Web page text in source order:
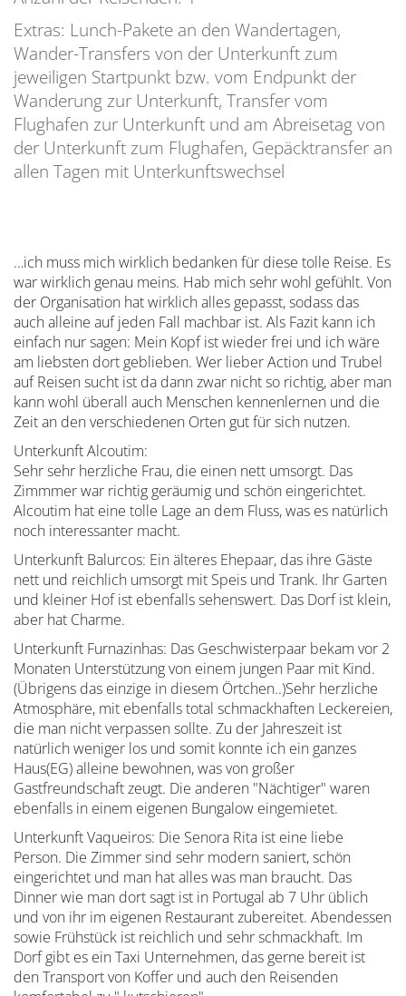
Extras: Lunch-Pakete an den Wandertagen,
Wander-Transfers von der Unterkunft zum
jeweiligen Startpunkt bzw. vom Endpunkt der
Wanderung zur Unterkunft, Transfer vom
Flughafen zur Unterkunft und am Abreisetag von
der Unterkunft zum Flughafen, Gepäcktransfer an
allen Tagen mit Unterkunftswechsel
…ich muss mich wirklich bedanken für diese tolle Reise. Es
war wirklich genau meins. Hab mich sehr wohl gefühlt. Von
der Organisation hat wirklich alles gepasst, sodass das
auch alleine auf jeden Fall machbar ist. Als Fazit kann ich
einfach nur sagen: Mein Kopf ist wieder frei und ich wäre
am liebsten dort geblieben. Wer lieber Action und Trubel
auf Reisen sucht ist da dann zwar nicht so richtig, aber man
kann wohl überall auch Menschen kennenlernen und die
Zeit an den verschiedenen Orten gut für sich nutzen.
Unterkunft Alcoutim:
Sehr sehr herzliche Frau, die einen nett umsorgt. Das
Zimmmer war richtig geräumig und schön eingerichtet.
Alcoutim hat eine tolle Lage an dem Fluss, was es natürlich
noch interessanter macht.
Unterkunft Balurcos: Ein älteres Ehepaar, das ihre Gäste
nett und reichlich umsorgt mit Speis und Trank. Ihr Garten
und kleiner Hof ist ebenfalls sehenswert. Das Dorf ist klein,
aber hat Charme.
Unterkunft Furnazinhas: Das Geschwisterpaar bekam vor 2
Monaten Unterstützung von einem jungen Paar mit Kind.
(Übrigens das einzige in diesem Örtchen..)Sehr herzliche
Atmosphäre, mit ebenfalls total schmackhaften Leckereien,
die man nicht verpassen sollte. Zu der Jahreszeit ist
natürlich weniger los und somit konnte ich ein ganzes
Haus(EG) alleine bewohnen, was von großer
Gastfreundschaft zeugt. Die anderen "Nächtiger" waren
ebenfalls in einem eigenen Bungalow eingemietet.
Unterkunft Vaqueiros: Die Senora Rita ist eine liebe
Person. Die Zimmer sind sehr modern saniert, schön
eingerichtet und man hat alles was man braucht. Das
Dinner wie man dort sagt ist in Portugal ab 7 Uhr üblich
und von ihr im eigenen Restaurant zubereitet. Abendessen
sowie Frühstück ist reichlich und sehr schmackhaft. Im
Dorf gibt es ein Taxi Unternehmen, das gerne bereit ist
den Transport von Koffer und auch den Reisenden